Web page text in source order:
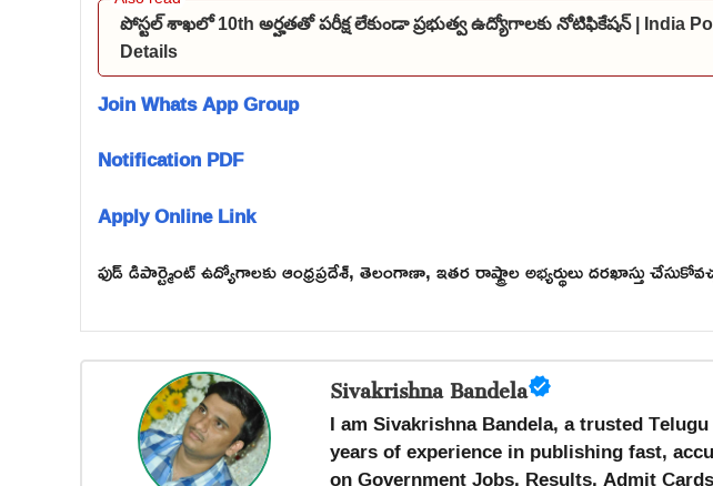
పోస్టల్ శాఖలో 10th అర్హతతో పరీక్ష లేకుండా ప్రభుత్వ ఉద్యోగాలకు నోటిఫికేషన్ | India
Details
Join Whats App Group
Notification PDF
Apply Online Link
ఫుడ్ డిపార్ట్మెంట్ ఉద్యోగాలకు ఆంధ్రప్రదేశ్, తెలంగాణా, ఇతర రాష్ట్రాల అభ్యర్థులు దరఖాస్తు
Sivakrishna Bandela
I am Sivakrishna Bandela, a trusted
years of experience in publishing fast,